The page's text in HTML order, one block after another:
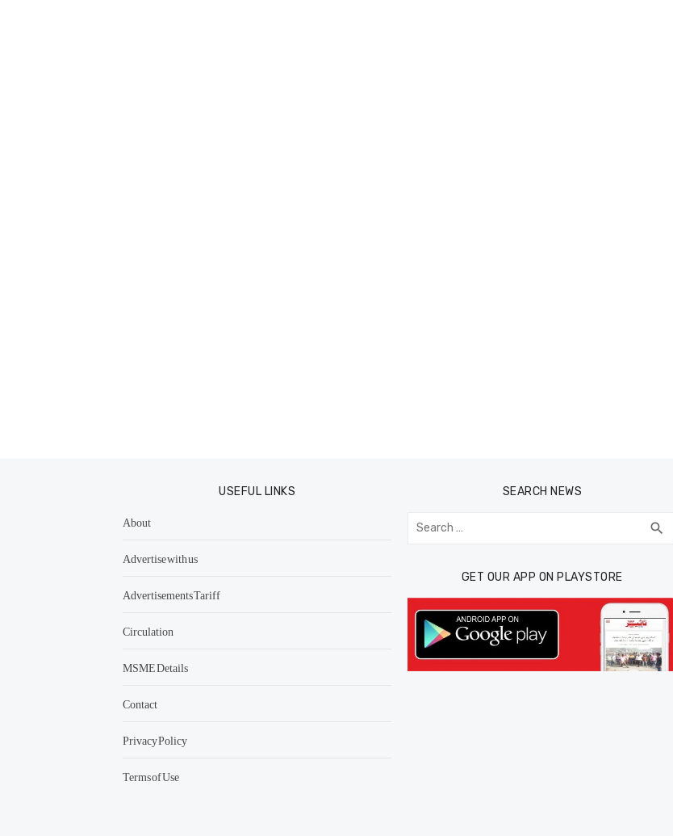
USEFUL LINKS
About
Advertise with us
Advertisements Tariff
Circulation
MSME Details
Contact
Privacy Policy
Terms of Use
SEARCH NEWS
Search
for: search
GET OUR APP ON PLAYSTORE